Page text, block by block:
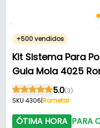
+500 vendidos
Kit Sistema Para
Guia Mola 4025
5.0(3)
SKU 4306|Rometal
ÓTIMA HORA PARA